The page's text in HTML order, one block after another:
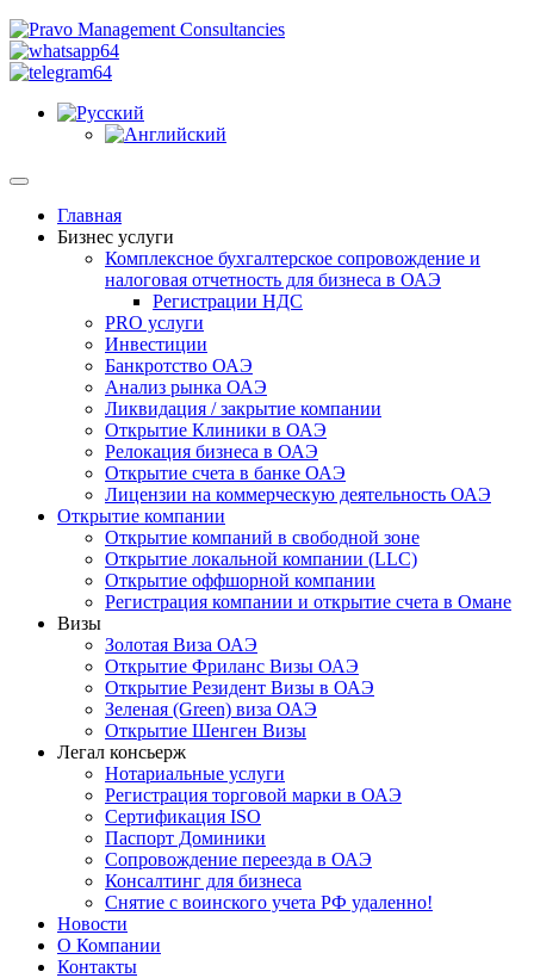
Главная
Бизнес услуги
Комплексное бухгалтерское сопровождение и
налоговая отчетность для бизнеса в ОАЭ
Регистрации НДС
PRO услуги
Инвестиции
Банкротство ОАЭ
Анализ рынка ОАЭ
Ликвидация / закрытие компании
Открытие Клиники в ОАЭ
Релокация бизнеса в ОАЭ
Открытие счета в банке ОАЭ
Лицензии на коммерческую деятельность ОАЭ
Открытие компании
Открытие компаний в свободной зоне
Открытие локальной компании (LLC)
Открытие оффшорной компании
Регистрация компании и открытие счета в Омане
Визы
Золотая Виза ОАЭ
Открытие Фриланс Визы ОАЭ
Открытие Резидент Визы в ОАЭ
Зеленая (Green) виза ОАЭ
Открытие Шенген Визы
Легал консьерж
Нотариальные услуги
Регистрация торговой марки в ОАЭ
Сертификация ISO
Паспорт Доминики
Сопровождение переезда в ОАЭ
Консалтинг для бизнеса
Снятие с воинского учета РФ удаленно!
Новости
О Компании
Контакты